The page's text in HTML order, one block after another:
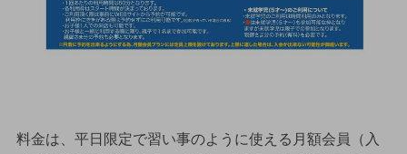
料金は、平日限定で習い事のように使える月額会員（入